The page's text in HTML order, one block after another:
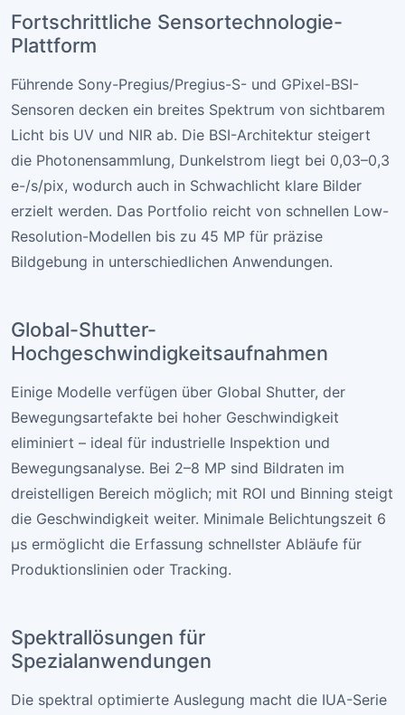
Fortschrittliche Sensortechnologie-
Plattform
Führende Sony-Pregius/Pregius-S- und GPixel-BSI-
Sensoren decken ein breites Spektrum von sichtbarem
Licht bis UV und NIR ab. Die BSI-Architektur steigert
die Photonensammlung, Dunkelstrom liegt bei 0,03–0,3
e-/s/pix, wodurch auch in Schwachlicht klare Bilder
erzielt werden. Das Portfolio reicht von schnellen Low-
Resolution-Modellen bis zu 45 MP für präzise
Bildgebung in unterschiedlichen Anwendungen.
Global-Shutter-
Hochgeschwindigkeitsaufnahmen
Einige Modelle verfügen über Global Shutter, der
Bewegungsartefakte bei hoher Geschwindigkeit
eliminiert – ideal für industrielle Inspektion und
Bewegungsanalyse. Bei 2–8 MP sind Bildraten im
dreistelligen Bereich möglich; mit ROI und Binning steigt
die Geschwindigkeit weiter. Minimale Belichtungszeit 6
µs ermöglicht die Erfassung schnellster Abläufe für
Produktionslinien oder Tracking.
Spektrallösungen für
Spezialanwendungen
Die spektral optimierte Auslegung macht die IUA-Serie